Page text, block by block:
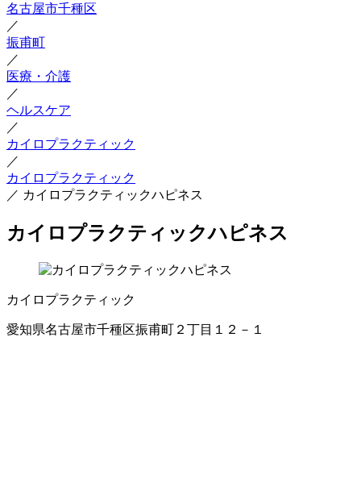
名古屋市千種区
／
振甫町
／
医療・介護
／
ヘルスケア
／
カイロプラクティック
／
カイロプラクティック
／ カイロプラクティックハピネス
カイロプラクティックハピネス
カイロプラクティック
愛知県名古屋市千種区振甫町２丁目１２－１